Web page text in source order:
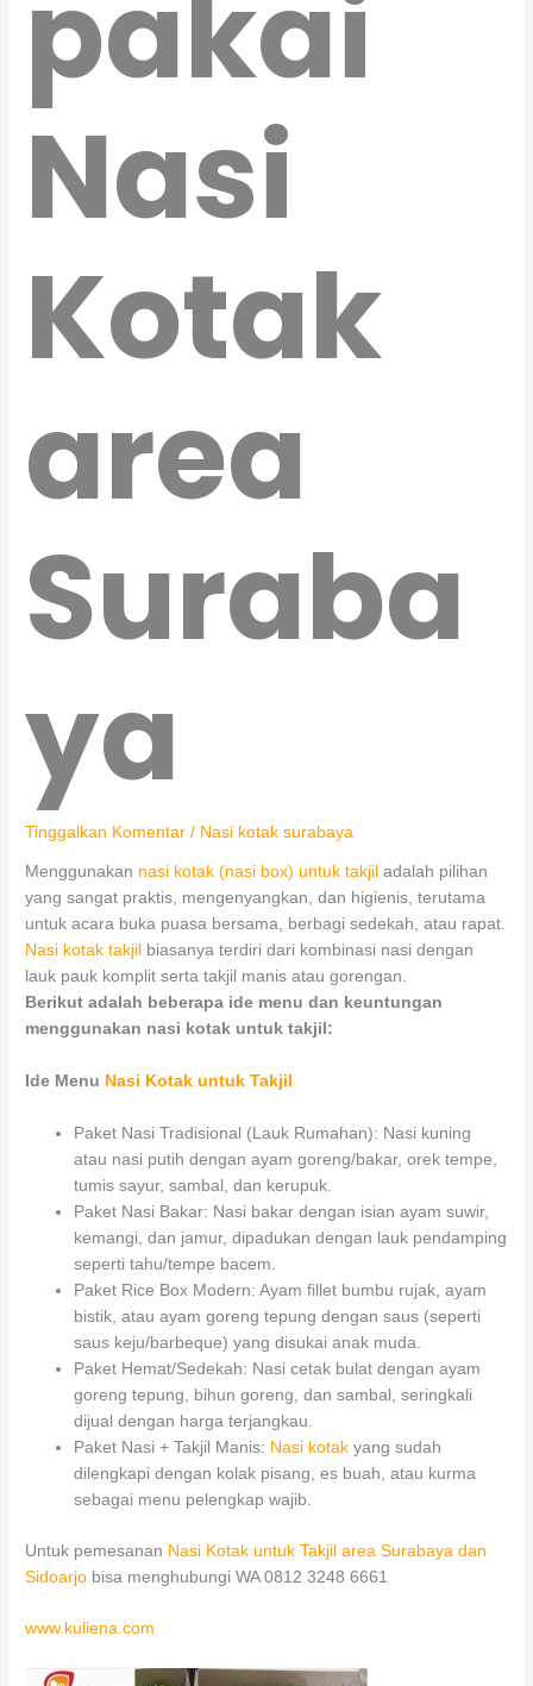
pakai
Nasi
Kotak
area
Suraba
ya
Tinggalkan Komentar / Nasi kotak surabaya
Menggunakan nasi kotak (nasi box) untuk takjil adalah pilihan
yang sangat praktis, mengenyangkan, dan higienis, terutama
untuk acara buka puasa bersama, berbagi sedekah, atau rapat.
Nasi kotak takjil biasanya terdiri dari kombinasi nasi dengan
lauk pauk komplit serta takjil manis atau gorengan.
Berikut adalah beberapa ide menu dan keuntungan
menggunakan nasi kotak untuk takjil:
Ide Menu Nasi Kotak untuk Takjil
Paket Nasi Tradisional (Lauk Rumahan): Nasi kuning
atau nasi putih dengan ayam goreng/bakar, orek tempe,
tumis sayur, sambal, dan kerupuk.
Paket Nasi Bakar: Nasi bakar dengan isian ayam suwir,
kemangi, dan jamur, dipadukan dengan lauk pendamping
seperti tahu/tempe bacem.
Paket Rice Box Modern: Ayam fillet bumbu rujak, ayam
bistik, atau ayam goreng tepung dengan saus (seperti
saus keju/barbeque) yang disukai anak muda.
Paket Hemat/Sedekah: Nasi cetak bulat dengan ayam
goreng tepung, bihun goreng, dan sambal, seringkali
dijual dengan harga terjangkau.
Paket Nasi + Takjil Manis: Nasi kotak yang sudah
dilengkapi dengan kolak pisang, es buah, atau kurma
sebagai menu pelengkap wajib.
Untuk pemesanan Nasi Kotak untuk Takjil area Surabaya dan
Sidoarjo bisa menghubungi WA 0812 3248 6661
www.kuliena.com